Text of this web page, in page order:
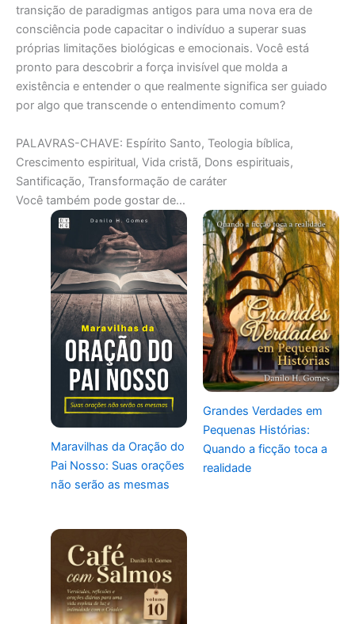
transição de paradigmas antigos para uma nova era de
consciência pode capacitar o indivíduo a superar suas
próprias limitações biológicas e emocionais. Você está
pronto para descobrir a força invisível que molda a
existência e entender o que realmente significa ser guiado
por algo que transcende o entendimento comum?
PALAVRAS-CHAVE: Espírito Santo, Teologia bíblica,
Crescimento espiritual, Vida cristã, Dons espirituais,
Santificação, Transformação de caráter
Você também pode gostar de…
Maravilhas da Oração do
Pai Nosso: Suas orações
não serão as mesmas
Grandes Verdades em
Pequenas Histórias:
Quando a ficção toca a
realidade